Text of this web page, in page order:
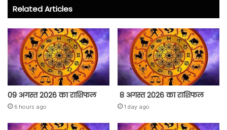
ok p
p
Related Articles
09 अगस्त 2026 का राशिफल
6 hours ago
8 अगस्त 2026 का राशिफल
1 day ago